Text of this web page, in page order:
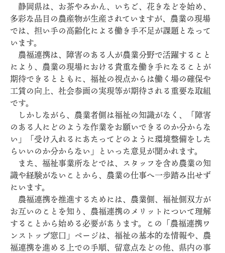
静岡県は、お茶やみかん、いちご、花きなどを始め、
多彩な品目の農産物が生産されていますが、農業の現場
では、担い手の高齢化による働き手不足が課題となって
います。
農福連携は、障害のある人が農業分野で活躍すること
により、農業の現場における貴重な働き手になることが
期待できるとともに、福祉の視点からは働く場の確保や
工賃の向上、社会参画の実現等が期待される重要な取組
です。
しかしながら、農業者側は福祉の知識がなく、「障害
のある人にどのような作業をお願いできるのか分からな
い」「受け入れるにあたってどのように環境整備をした
らいいのか分からない」といった意見が聞かれます。
また、福祉事業所などでは、スタッフを含め農業の知
識や経験がないことから、農業の仕事へ一歩踏み出せず
にいます。
農福連携を推進するためには、農業側、福祉側双方が
お互いのことを知り、農福連携のメリットについて理解
することから始める必要があります。この「農福連携ワ
ンストップ窓口」ページは、福祉の基本的な情報や、農
福連携を進める上での手順、留意点などの他、県内の事